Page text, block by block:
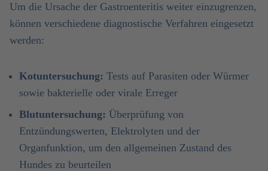
Um die Ursache der Gastroenteritis weiter einzugrenzen,
können verschiedene diagnostische Verfahren eingesetzt
werden:
Kotuntersuchung: Tests auf Parasiten oder Würmer
sowie bakterielle oder virale Erreger
Blutuntersuchung: Überprüfung von
Entzündungswerten, Elektrolyten und der
Organfunktion, um den allgemeinen Zustand des
Hundes zu beurteilen